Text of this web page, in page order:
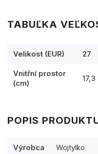
TABUĽKA
Velikost (EUR) 27
Vnitřní prostor
(cm)
17,3
POPIS
Výrobca Wojtylko